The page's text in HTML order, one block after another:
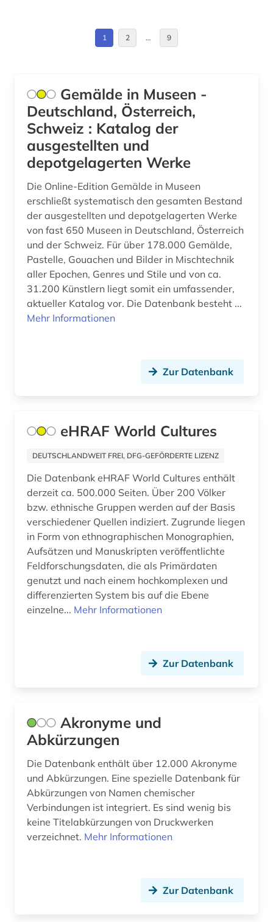
buchhandel (10)
burgenland (1)
bürgerliches wappen (1)
cd-rom (19)
chronikhandschrift (1)
computerspiel (2)
datenbank (8)
datensammlung (2)
deutsche forschungsgemeinschaft (1)
gesundheitsschädlicher arbeitsstoffe (1)
deutsches sprachgebiet (1)
deutschland (30)
digitalisierung (2)
dissertation (1)
doetichum (1)
druckgraphik (1)
einwanderung (1)
elektronische zeitschrift (1)
elektronisches buch (1)
elsfleth (1)
Osteuropa (1)
Schweiz (12)
USA (3)
1 2 … 9
Gemälde in Museen -
Deutschland, Österreich,
Schweiz : Katalog der
ausgestellten und
depotgelagerten Werke
Die Online-Edition Gemälde in Museen
erschließt systematisch den gesamten Bestand
der ausgestellten und depotgelagerten Werke
von fast 650 Museen in Deutschland, Österreich
und der Schweiz. Für über 178.000 Gemälde,
Pastelle, Gouachen und Bilder in Mischtechnik
aller Epochen, Genres und Stile und von ca.
31.200 Künstlern liegt somit ein umfassender,
aktueller Katalog vor. Die Datenbank besteht ...
Mehr Informationen
Zur Datenbank
eHRAF World Cultures
DEUTSCHLANDWEIT FREI, DFG-GEFÖRDERTE LIZENZ
Die Datenbank eHRAF World Cultures enthält
derzeit ca. 500.000 Seiten. Über 200 Völker
bzw. ethnische Gruppen werden auf der Basis
verschiedener Quellen indiziert. Zugrunde liegen
in Form von ethnographischen Monographien,
Aufsätzen und Manuskripten veröffentlichte
Feldforschungsdaten, die als Primärdaten
genutzt und nach einem hochkomplexen und
differenzierten System bis auf die Ebene
einzelne... Mehr Informationen
Zur Datenbank
Akronyme und
Abkürzungen
Die Datenbank enthält über 12.000 Akronyme
und Abkürzungen. Eine spezielle Datenbank für
Abkürzungen von Namen chemischer
Verbindungen ist integriert. Es sind wenig bis
keine Titelabkürzungen von Druckwerken
verzeichnet. Mehr Informationen
Zur Datenbank